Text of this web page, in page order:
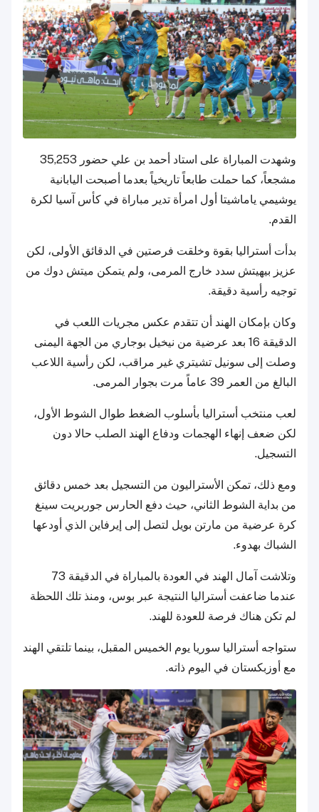
وشهدت المباراة على استاد أحمد بن علي حضور 35,253
مشجعاً، كما حملت طابعاً تاريخياً بعدما أصبحت اليابانية
يوشيمي ياماشيتا أول امرأة تدير مباراة في كأس آسيا لكرة
القدم.
بدأت أستراليا بقوة وخلقت فرصتين في الدقائق الأولى، لكن
عزيز بيهيتش سدد خارج المرمى، ولم يتمكن ميتش دوك من
توجيه رأسية دقيقة.
وكان بإمكان الهند أن تتقدم عكس مجريات اللعب في
الدقيقة 16 بعد عرضية من نيخيل بوجاري من الجهة اليمنى
وصلت إلى سونيل تشيتري غير مراقب، لكن رأسية اللاعب
البالغ من العمر 39 عاماً مرت بجوار المرمى.
لعب منتخب أستراليا بأسلوب الضغط طوال الشوط الأول،
لكن ضعف إنهاء الهجمات ودفاع الهند الصلب حالا دون
التسجيل.
ومع ذلك، تمكن الأستراليون من التسجيل بعد خمس دقائق
من بداية الشوط الثاني، حيث دفع الحارس جوربريت سينغ
كرة عرضية من مارتن بويل لتصل إلى إيرفاين الذي أودعها
الشباك بهدوء.
وتلاشت آمال الهند في العودة بالمباراة في الدقيقة 73
عندما ضاعفت أستراليا النتيجة عبر بوس، ومنذ تلك اللحظة
لم تكن هناك فرصة للعودة للهند.
ستواجه أستراليا سوريا يوم الخميس المقبل، بينما تلتقي الهند
مع أوزبكستان في اليوم ذاته.